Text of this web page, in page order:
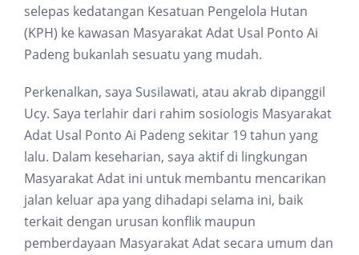
selepas kedatangan Kesatuan Pengelola Hutan
(KPH) ke kawasan Masyarakat Adat Usal Ponto Ai
Padeng bukanlah sesuatu yang mudah.
Perkenalkan, saya Susilawati, atau akrab dipanggil
Ucy. Saya terlahir dari rahim sosiologis Masyarakat
Adat Usal Ponto Ai Padeng sekitar 19 tahun yang
lalu. Dalam keseharian, saya aktif di lingkungan
Masyarakat Adat ini untuk membantu mencarikan
jalan keluar apa yang dihadapi selama ini, baik
terkait dengan urusan konflik maupun
pemberdayaan Masyarakat Adat secara umum dan